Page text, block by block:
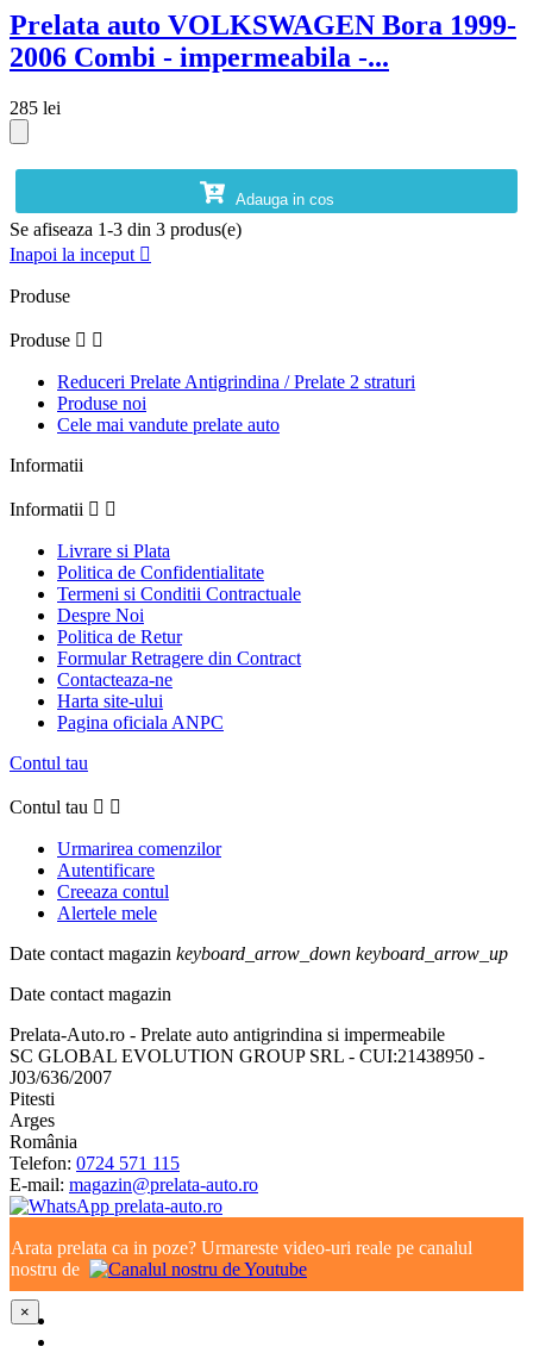
Prelata auto VOLKSWAGEN Bora 1999-
2006 Combi - impermeabila -...
285 lei
Adauga in cos
Se afiseaza 1-3 din 3 produs(e)
Inapoi la inceput 
Produse
Produse  
Reduceri Prelate Antigrindina / Prelate 2 straturi
Produse noi
Cele mai vandute prelate auto
Informatii
Informatii  
Livrare si Plata
Politica de Confidentialitate
Termeni si Conditii Contractuale
Despre Noi
Politica de Retur
Formular Retragere din Contract
Contacteaza-ne
Harta site-ului
Pagina oficiala ANPC
Contul tau
Contul tau  
Urmarirea comenzilor
Autentificare
Creeaza contul
Alertele mele
Date contact magazin keyboard_arrow_down keyboard_arrow_up
Date contact magazin
Prelata-Auto.ro - Prelate auto antigrindina si impermeabile
SC GLOBAL EVOLUTION GROUP SRL - CUI:21438950 -
J03/636/2007
Pitesti
Arges
România
Telefon: 0724 571 115
E-mail: magazin@prelata-auto.ro
Arata prelata ca in poze? Urmareste video-uri reale pe canalul
nostru de
×